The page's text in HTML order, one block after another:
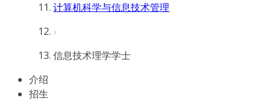
计算机科学与信息技术管理
信息技术理学学士
介绍
招生